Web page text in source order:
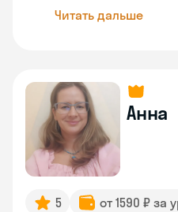
Читать дальше
Анна
5 от 1590 ₽ за